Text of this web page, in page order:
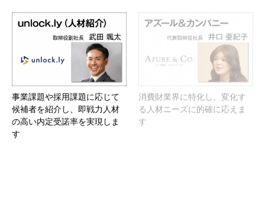
事業課題や採用課題に応じて
候補者を紹介し、即戦力人材
の高い内定受諾率を実現しま
す
消費財業界に特化し、変化す
る人材ニーズに的確に応えま
す